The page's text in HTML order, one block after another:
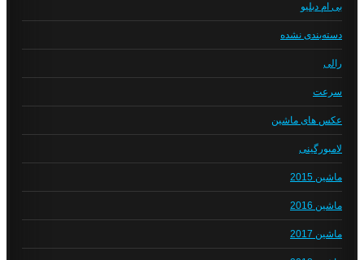
بی ام دبلیو
دسته‌بندی نشده
رالی
سرعت
عکس های ماشین
لامبورگینی
ماشین 2015
ماشین 2016
ماشین 2017